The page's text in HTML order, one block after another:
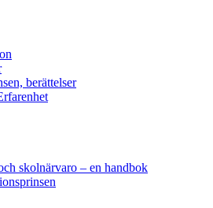
berättelser
skolnärvaro – en handbok